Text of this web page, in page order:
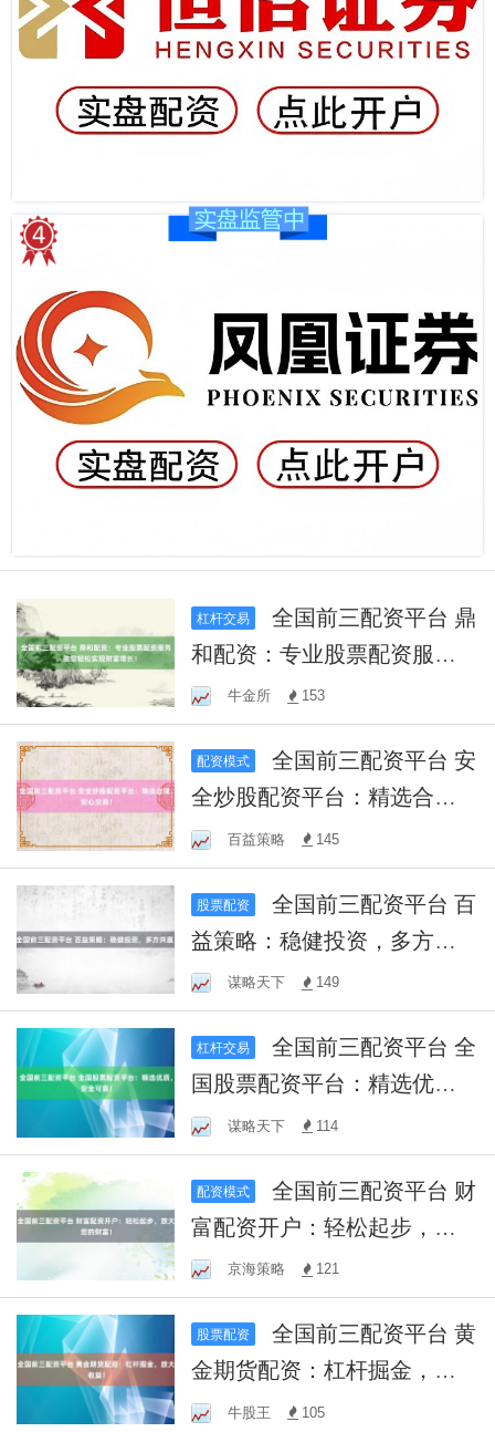
杠杆交易
全国前三配资平台 鼎
和配资：专业股票配资服
务，助您轻松实现财富增
长！
牛金所 153
配资模式
全国前三配资平台 安
全炒股配资平台：精选合
规，安心交易！
百益策略 145
股票配资
全国前三配资平台 百
益策略：稳健投资，多方共
赢。谋略天下 149
杠杆交易
全国前三配资平台 全
国股票配资平台：精选优
质，安全可靠！
谋略天下 114
配资模式
全国前三配资平台 财
富配资开户：轻松起步，放
大您的财富！
京海策略 121
股票配资
全国前三配资平台 黄
金期货配资：杠杆掘金，放
大收益！
牛股王 105